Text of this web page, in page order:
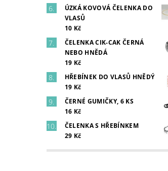
ÚZKÁ KOVOVÁ ČELENKA DO
VLASŮ
10 Kč
ČELENKA CIK-CAK ČERNÁ
NEBO HNĚDÁ
19 Kč
HŘEBÍNEK DO VLASŮ HNĚDÝ
19 Kč
ČERNÉ GUMIČKY, 6 KS
16 Kč
ČELENKA S HŘEBÍNKEM
29 Kč